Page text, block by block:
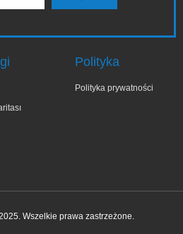
Polityka
Polityka prywatności
Wszelkie prawa zastrzeżone.